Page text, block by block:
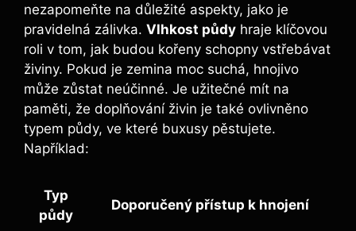
nezapomeňte ‍na důležité aspekty, jako je
pravidelná‍ zálivka. Vlhkost půdy hraje klíčovou
roli ⁣v tom,‌ jak budou kořeny schopny vstřebávat
živiny.‍ Pokud ⁣je zemina moc suchá, hnojivo
může zůstat neúčinné. ⁣Je užitečné mít na
paměti, že doplňování živin je také ​ovlivněno
typem⁤ půdy, ve které buxusy pěstujete.
Například:
Typ‌
půdy
Doporučený přístup k hnojení